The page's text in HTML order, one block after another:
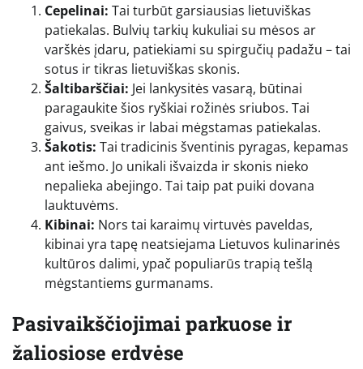
Cepelinai: Tai turbūt garsiausias lietuviškas
patiekalas. Bulvių tarkių kukuliai su mėsos ar
varškės įdaru, patiekiami su spirgučių padažu – tai
sotus ir tikras lietuviškas skonis.
Šaltibarščiai: Jei lankysitės vasarą, būtinai
paragaukite šios ryškiai rožinės sriubos. Tai
gaivus, sveikas ir labai mėgstamas patiekalas.
Šakotis: Tai tradicinis šventinis pyragas, kepamas
ant iešmo. Jo unikali išvaizda ir skonis nieko
nepalieka abejingo. Tai taip pat puiki dovana
lauktuvėms.
Kibinai: Nors tai karaimų virtuvės paveldas,
kibinai yra tapę neatsiejama Lietuvos kulinarinės
kultūros dalimi, ypač populiarūs trapią tešlą
mėgstantiems gurmanams.
Pasivaikščiojimai parkuose ir
žaliosiose erdvėse